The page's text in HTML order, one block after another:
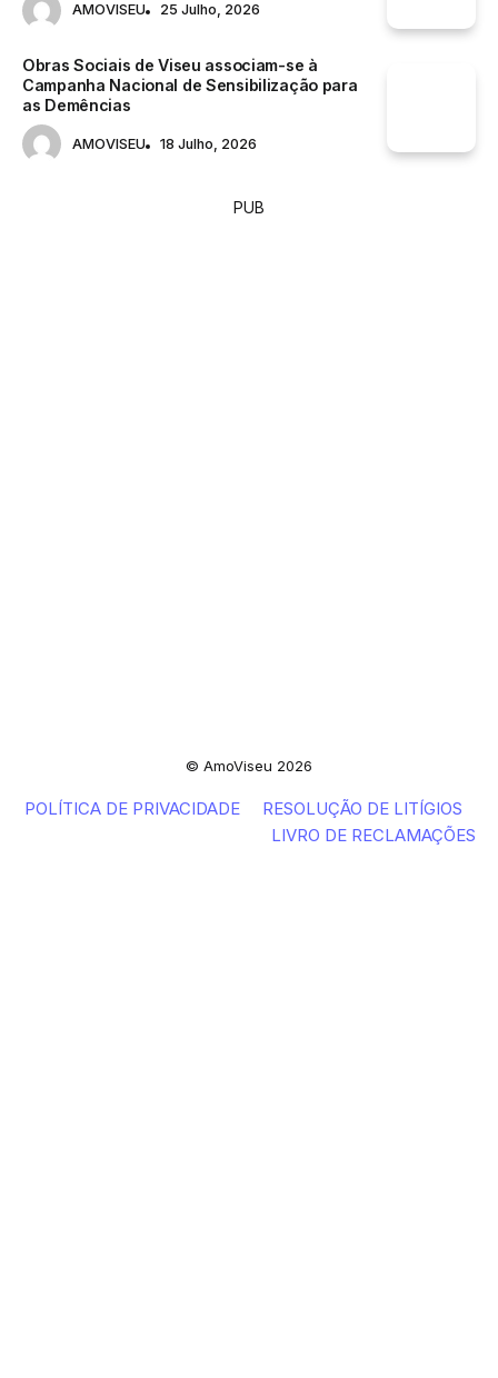
AMOVISEU 25 Julho, 2026
Obras Sociais de Viseu associam-se à
Campanha Nacional de Sensibilização para
as Demências
AMOVISEU 18 Julho, 2026
PUB
© AmoViseu 2026
POLÍTICA DE PRIVACIDADE
RESOLUÇÃO DE LITÍGIOS
LIVRO DE RECLAMAÇÕES